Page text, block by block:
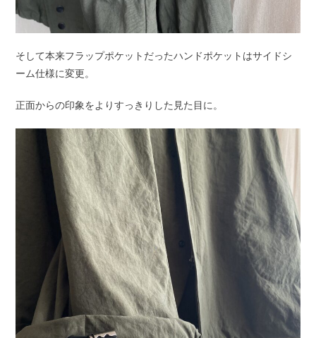
そして本来フラップポケットだったハンドポケットはサイドシ
ーム仕様に変更。
正面からの印象をよりすっきりした見た目に。